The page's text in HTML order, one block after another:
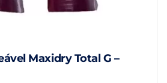
Maxidry Total G –